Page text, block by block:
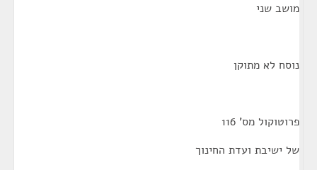
מושב שני
נוסח לא מתוקן
פרוטוקול מס' 116
של ישיבת ועדת החינוך